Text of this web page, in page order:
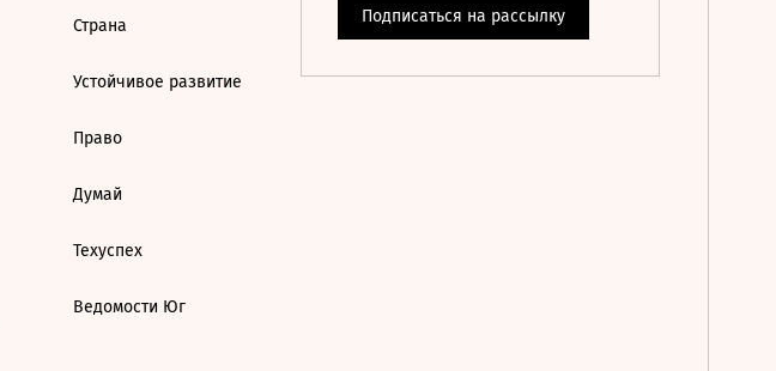
Страна
Устойчивое развитие
Право
Думай
Техуспех
Ведомости Юг